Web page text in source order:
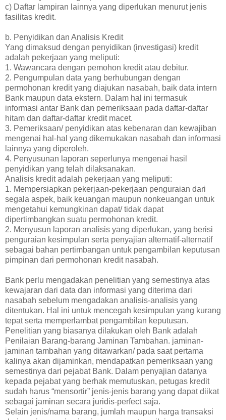
c) Daftar lampiran lainnya yang diperlukan menurut jenis
fasilitas kredit.
b. Penyidikan dan Analisis Kredit
Yang dimaksud dengan penyidikan (investigasi) kredit
adalah pekerjaan yang meliputi:
1. Wawancara dengan pemohon kredit atau debitur.
2. Pengumpulan data yang berhubungan dengan
permohonan kredit yang diajukan nasabah, baik data intern
Bank maupun data ekstern. Dalam hal ini termasuk
informasi antar Bank dan pemeriksaan pada daftar-daftar
hitam dan daftar-daftar kredit macet.
3. Pemeriksaan/ penyidikan atas kebenaran dan kewajiban
mengenai hal-hal yang dikemukakan nasabah dan informasi
lainnya yang diperoleh.
4. Penyusunan laporan seperlunya mengenai hasil
penyidikan yang telah dilaksanakan.
Analisis kredit adalah pekerjaan yang meliputi:
1. Mempersiapkan pekerjaan-pekerjaan penguraian dari
segala aspek, baik keuangan maupun nonkeuangan untuk
mengetahui kemungkinan dapat/ tidak dapat
dipertimbangkan suatu permohonan kredit.
2. Menyusun laporan analisis yang diperlukan, yang berisi
penguraian kesimpulan serta penyajian alternatif-alternatif
sebagai bahan pertimbangan untuk pengambilan keputusan
pimpinan dari permohonan kredit nasabah.
Bank perlu mengadakan penelitian yang semestinya atas
kewajaran dari data dan informasi yang diterima dari
nasabah sebelum mengadakan analisis-analisis yang
ditentukan. Hal ini untuk mencegah kesimpulan yang kurang
tepat serta memperlambat pengambilan keputusan.
Penelitian yang biasanya dilakukan oleh Bank adalah
Penilaian Barang-barang Jaminan Tambahan. jaminan-
jaminan tambahan yang ditawarkan/ pada saat pertama
kalinya akan dijaminkan, mendapatkan pemeriksaan yang
semestinya dari pejabat Bank. Dalam penyajian datanya
kepada pejabat yang berhak memutuskan, petugas kredit
sudah harus “mensortir” jenis-jenis barang yang dapat diikat
sebagai jaminan secara juridis-perfect saja.
Selain jenis/nama barang, jumlah maupun harga transaksi